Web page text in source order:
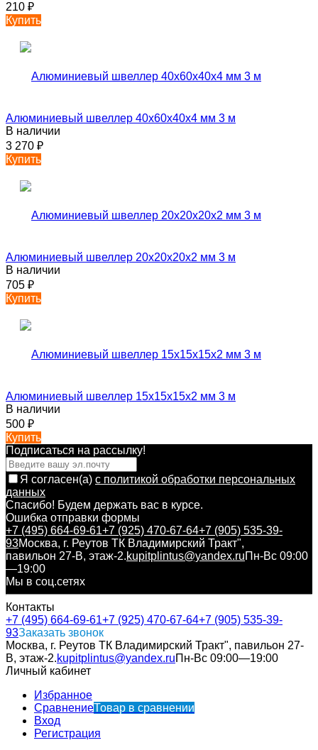
210 ₽
Купить
Алюминиевый швеллер 40х60х40х4 мм 3 м
В наличии
3 270 ₽
Купить
Алюминиевый швеллер 20х20х20х2 мм 3 м
В наличии
705 ₽
Купить
Алюминиевый швеллер 15х15х15х2 мм 3 м
В наличии
500 ₽
Купить
Подписаться на рассылкy!
Я согласен(a) с политикой обработки персональных
данных
Спасибо! Будем держать вас в курсе.
Ошибка отправки формы
+7 (495) 664-69-61+7 (925) 470-67-64+7 (905) 535-39-
93Москва, г. Реутов ТК Владимирский Тракт",
павильон 27-В, этаж-2.kupitplintus@yandex.ruПн-Вс 09:00
—19:00
Мы в соц.сетях
Контакты
+7 (495) 664-69-61+7 (925) 470-67-64+7 (905) 535-39-
93Заказать звонок
Москва, г. Реутов ТК Владимирский Тракт", павильон 27-
В, этаж-2.kupitplintus@yandex.ruПн-Вс 09:00—19:00
Личный кабинет
Избранное
СравнениеТовар в сравнении
Вход
Регистрация